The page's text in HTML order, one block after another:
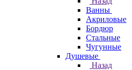
Ванны
Акриловые
Бордюр
Стальные
Чугунные
Душевые
Назад